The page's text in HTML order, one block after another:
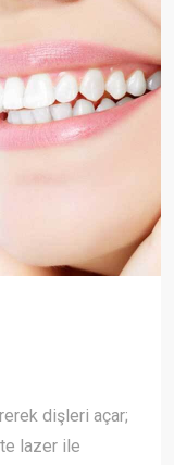
dişleri açar;
lazer ile